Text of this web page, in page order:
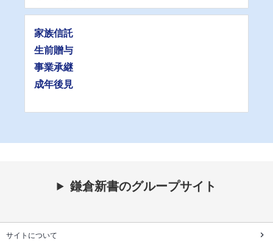
家族信託
生前贈与
事業承継
成年後見
鎌倉新書のグループサイト
サイトについて